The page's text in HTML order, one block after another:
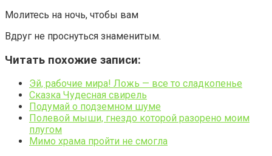
Молитесь на ночь, чтобы вам
Вдруг не проснуться знаменитым.
Читать похожие записи:
Эй, рабочие мира! Ложь — все то сладкопенье
Сказка Чудесная свирель
Подумай о подземном шуме
Полевой мыши, гнездо которой разорено моим
плугом
Мимо храма пройти не смогла